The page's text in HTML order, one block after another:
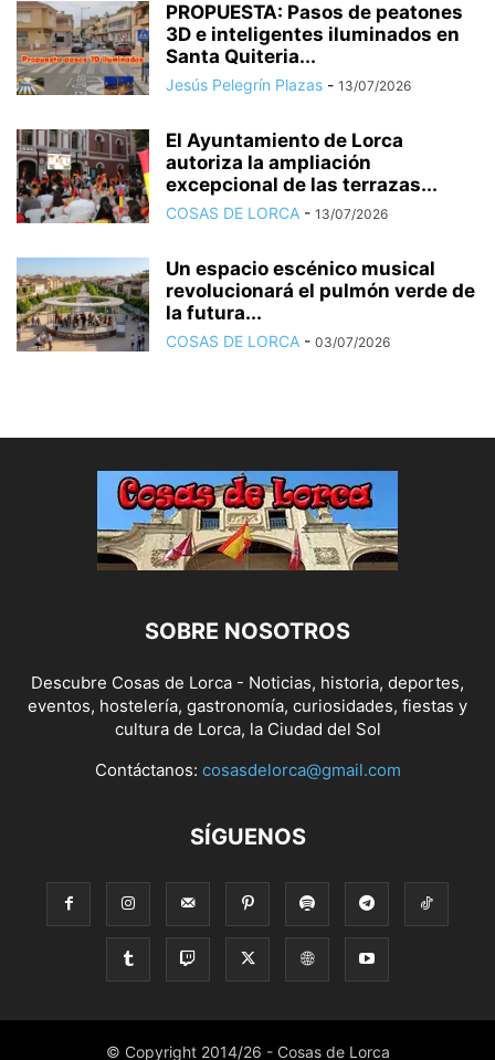
PROPUESTA: Pasos de peatones
3D e inteligentes iluminados en
Santa Quiteria...
Jesús Pelegrín Plazas - 13/07/2026
El Ayuntamiento de Lorca
autoriza la ampliación
excepcional de las terrazas...
COSAS DE LORCA - 13/07/2026
Un espacio escénico musical
revolucionará el pulmón verde de
la futura...
COSAS DE LORCA - 03/07/2026
SOBRE NOSOTROS
Descubre Cosas de Lorca - Noticias, historia, deportes,
eventos, hostelería, gastronomía, curiosidades, fiestas y
cultura de Lorca, la Ciudad del Sol
Contáctanos: cosasdelorca@gmail.com
SÍGUENOS
© Copyright 2014/26 - Cosas de Lorca